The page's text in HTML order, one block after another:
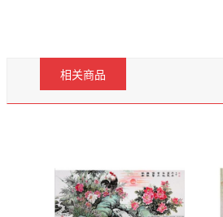
相关商品